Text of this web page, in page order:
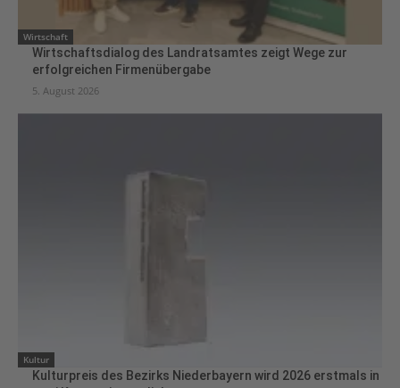
Wirtschaft
Wirtschaftsdialog des Landratsamtes zeigt Wege zur
erfolgreichen Firmenübergabe
5. August 2026
Kultur
Kulturpreis des Bezirks Niederbayern wird 2026 erstmals in